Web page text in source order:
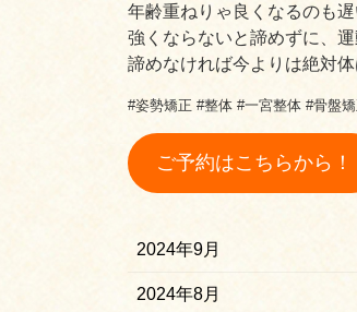
年齢重ねりゃ良くなるのも
強くならないと諦めずに、
諦めなければ今よりは絶対体
#姿勢矯正 #整体 #一宮整体 #骨盤
ご予約はこちらから！
2024年9月
2024年8月